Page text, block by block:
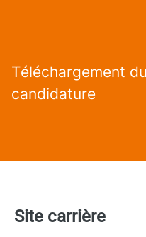
Téléchargement
candidature
Site carrière